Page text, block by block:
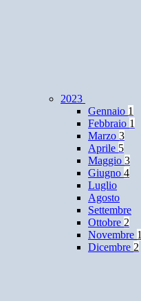
2023
Gennaio 1
Febbraio 1
Marzo 3
Aprile 5
Maggio 3
Giugno 4
Luglio
Agosto
Settembre
Ottobre 2
Novembre 1
Dicembre 2